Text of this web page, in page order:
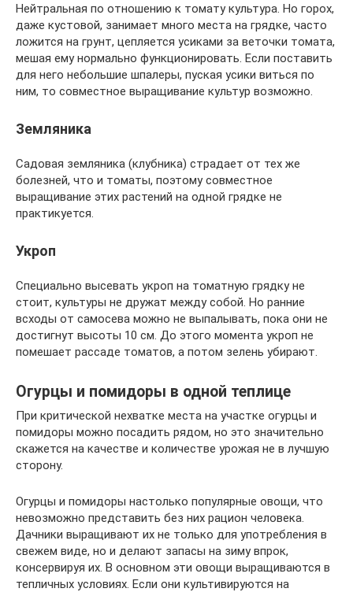
Нейтральная по отношению к томату культура. Но горох,
даже кустовой, занимает много места на грядке, часто
ложится на грунт, цепляется усиками за веточки томата,
мешая ему нормально функционировать. Если поставить
для него небольшие шпалеры, пуская усики виться по
ним, то совместное выращивание культур возможно.
Земляника
Садовая земляника (клубника) страдает от тех же
болезней, что и томаты, поэтому совместное
выращивание этих растений на одной грядке не
практикуется.
Укроп
Специально высевать укроп на томатную грядку не
стоит, культуры не дружат между собой. Но ранние
всходы от самосева можно не выпалывать, пока они не
достигнут высоты 10 см. До этого момента укроп не
помешает рассаде томатов, а потом зелень убирают.
Огурцы и помидоры в одной теплице
При критической нехватке места на участке огурцы и
помидоры можно посадить рядом, но это значительно
скажется на качестве и количестве урожая не в лучшую
сторону.
Огурцы и помидоры настолько популярные овощи, что
невозможно представить без них рацион человека.
Дачники выращивают их не только для употребления в
свежем виде, но и делают запасы на зиму впрок,
консервируя их. В основном эти овощи выращиваются в
тепличных условиях. Если они культивируются на